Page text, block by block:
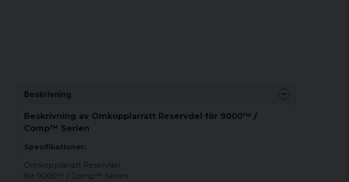
Beskrivning
Beskrivning av Omkopplarratt Reservdel för 9000™ /
Comp™ Serien
Specifikationer:
Omkopplarratt Reservdel
för 9000™ / Comp™ Serien